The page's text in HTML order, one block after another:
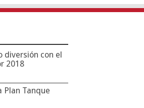
diversión con el
2018
Plan Tanque